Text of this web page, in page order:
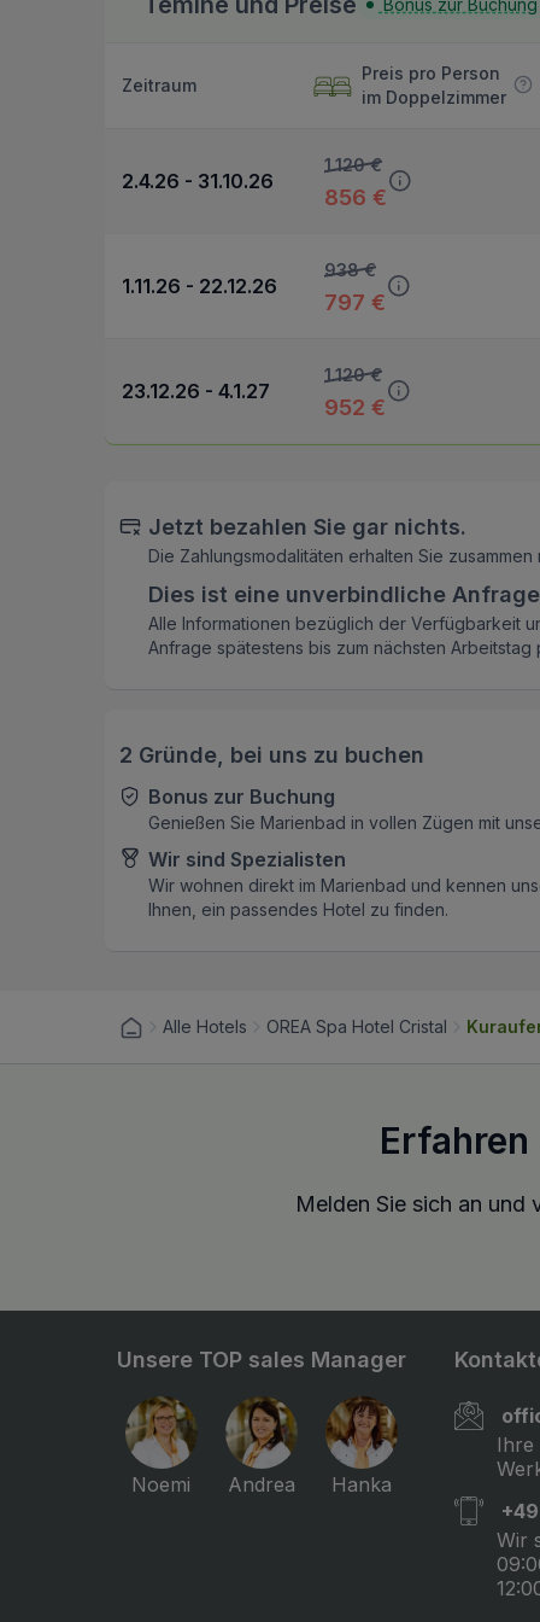
Bonus zur Buchung
Zeitraum
Preis pro Person
im Doppelzimmer
2.4.26 - 31.10.26
1.120 €
856 €
1.11.26 - 22.12.26
938 €
797 €
23.12.26 - 4.1.27
1.120 €
952 €
Jetzt bezahlen Sie gar nichts.
Die Zahlungsmodalitäten erhalten Sie
Dies ist eine unverbindliche
Alle Informationen bezüglich der Verfügbarkeit
Anfrage spätestens bis zum nächsten Arbeitstag
2 Gründe, bei uns zu buchen
Bonus zur Buchung
Genießen Sie Marienbad in vollen Zügen mit
Wir sind Spezialisten
Wir wohnen direkt im Marienbad und kennen
Ihnen, ein passendes Hotel zu finden.
Alle Hotels OREA Spa Hotel Cristal
Erfahren
Melden Sie sich an und
Unsere TOP sales Manager
Noemi Andrea Hanka
Ihre
Wir